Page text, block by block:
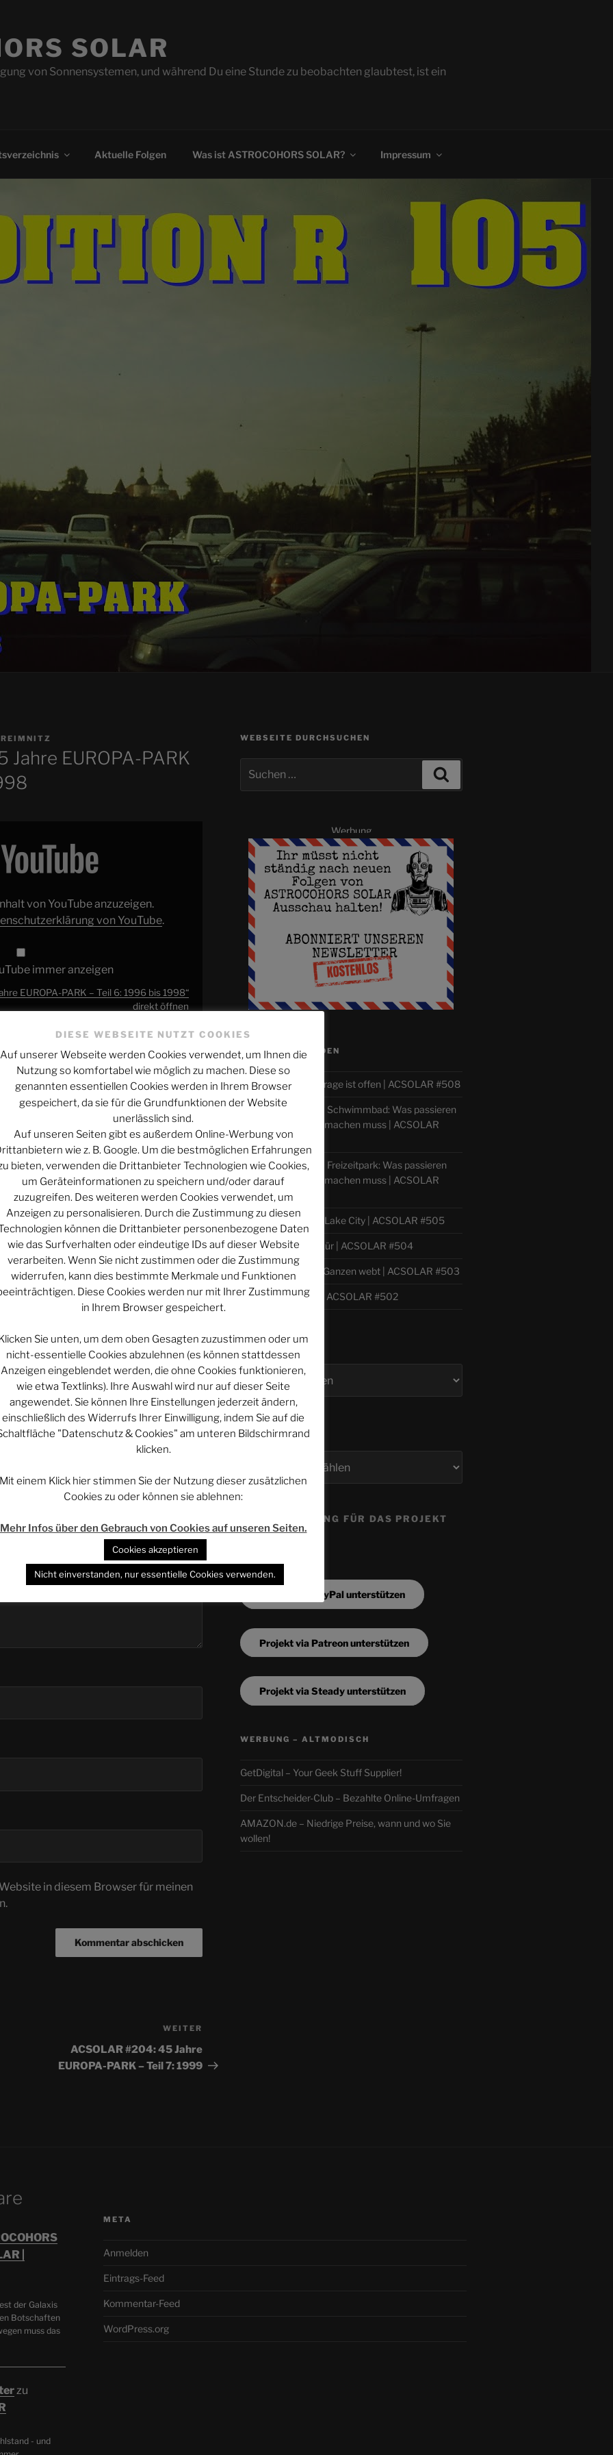
SOLAR
von Sonnensystemen, und während Du eine Stunde zu beobachten glaubtest, ist ein
Aktuelle Folgen Was ist ASTROCOHORS SOLAR? Impressum
Jahre EUROPA-PARK
von YouTube anzuzeigen.
von YouTube.
immer anzeigen
EUROPA-PARK – Teil 6: 1996 bis 1998“
direkt öffnen
des EUROPA-PARK schauen wir
1996 und 1998.
Patreon unterstützen:
Beitrag teilt!
teilen
patreon
veröffentlicht.Erforderliche Felder
in diesem Browser für meinen
Beitrag
WEITER
ACSOLAR #204: 45 Jahre
EUROPA-PARK – Teil 7: 1999
WEBSEITE DURCHSUCHEN
nach:
Werbung
NEUESTE EPISODEN
Bonn: Die Quartierfrage ist offen | ACSOLAR #508
In der Hitzewelle im Schwimmbad: Was passieren
kann und was man machen muss | ACSOLAR
#507
In der Hitzewelle im Freizeitpark: Was passieren
kann und was man machen muss | ACSOLAR
#506
High Noon in Silver Lake City | ACSOLAR #505
Schicksal und Willkür | ACSOLAR #504
Wie alles sich zum Ganzen webt | ACSOLAR #503
Mars macht mobil | ACSOLAR #502
ARCHIV
Archiv
KATEGORIEN
UNTERSTÜTZUNG FÜR DAS PROJEKT
Projekt via PayPal unterstützen
Projekt via Patreon unterstützen
Projekt via Steady unterstützen
WERBUNG – ALTMODISCH
GetDigital – Your Geek Stuff Supplier!
Der Entscheider-Club – Bezahlte Online-Umfragen
AMAZON.de – Niedrige Preise, wann und wo Sie
wollen!
|
der Galaxis
Botschaften
muss das
zu
- und
META
Anmelden
Eintrags-Feed
Kommentar-Feed
WordPress.org
DIESE WEBSEITE NUTZT COOKIES
Auf unserer Webseite werden Cookies verwendet, um Ihnen die
Nutzung so komfortabel wie möglich zu machen. Diese so
genannten essentiellen Cookies werden in Ihrem Browser
gespeichert, da sie für die Grundfunktionen der Website
unerlässlich sind.
Auf unseren Seiten gibt es außerdem Online-Werbung von
wie z. B. Google. Um die bestmöglichen Erfahrungen
bieten, verwenden die Drittanbieter Technologien wie Cookies,
um Geräteinformationen zu speichern und/oder darauf
zuzugreifen. Des weiteren werden Cookies verwendet, um
Anzeigen zu personalisieren. Durch die Zustimmung zu diesen
können die Drittanbieter personenbezogene Daten
wie das Surfverhalten oder eindeutige IDs auf dieser Website
verarbeiten. Wenn Sie nicht zustimmen oder die Zustimmung
widerrufen, kann dies bestimmte Merkmale und Funktionen
Diese Cookies werden nur mit Ihrer Zustimmung
in Ihrem Browser gespeichert.
Sie unten, um dem oben Gesagten zuzustimmen oder um
nicht-essentielle Cookies abzulehnen (es können stattdessen
Anzeigen eingeblendet werden, die ohne Cookies funktionieren,
wie etwa Textlinks). Ihre Auswahl wird nur auf dieser Seite
angewendet. Sie können Ihre Einstellungen jederzeit ändern,
einschließlich des Widerrufs Ihrer Einwilligung, indem Sie auf die
"Datenschutz & Cookies" am unteren Bildschirmrand
klicken.
Mit einem Klick hier stimmen Sie der Nutzung dieser zusätzlichen
Cookies zu oder können sie ablehnen:
Mehr Infos über den Gebrauch von Cookies auf unseren Seiten.
Cookies akzeptieren
Nicht einverstanden, nur essentielle Cookies verwenden.